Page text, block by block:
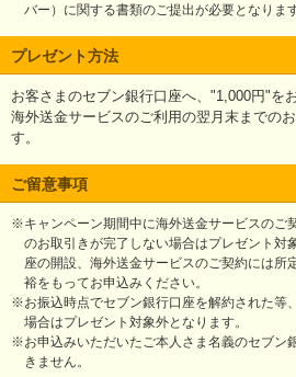
バー）に関する書類のご提出が必要となります
プレゼント方法
お客さまのセブン銀行口座へ、"1,000円"を
海外送金サービスのご利用の翌月末までの
す。
ご留意事項
※キャンペーン期間中に海外送金サービスのご
のお取引きが完了しない場合はプレゼント対
座の開設、海外送金サービスのご契約には所
裕をもってお申込みください。
※お振込時点でセブン銀行口座を解約された等
場合はプレゼント対象外となります。
※お申込みいただいたご本人さま名義のセブン
きません。